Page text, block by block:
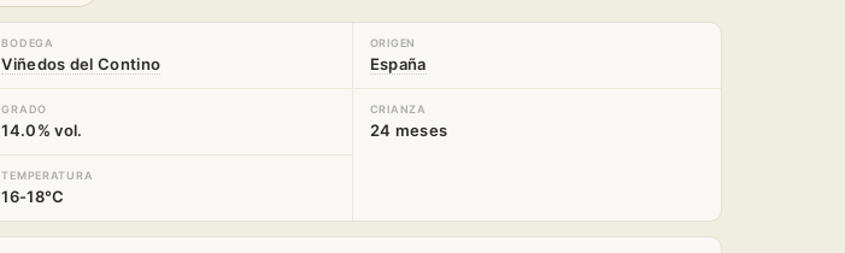
BODEGA
Viñedos del Contino
ORIGEN
España
GRADO
14.0% vol.
CRIANZA
24 meses
TEMPERATURA
16-18°C